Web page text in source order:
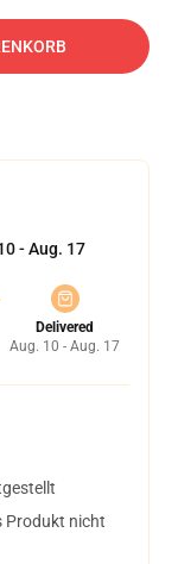
- Aug. 17
Delivered
Aug. 10 - Aug. 17
Produkt nicht